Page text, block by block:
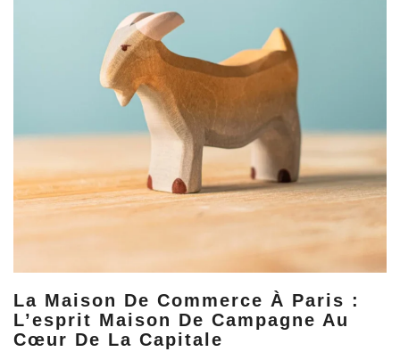
La Maison De Commerce À Paris :
L’esprit Maison De Campagne Au
Cœur De La Capitale